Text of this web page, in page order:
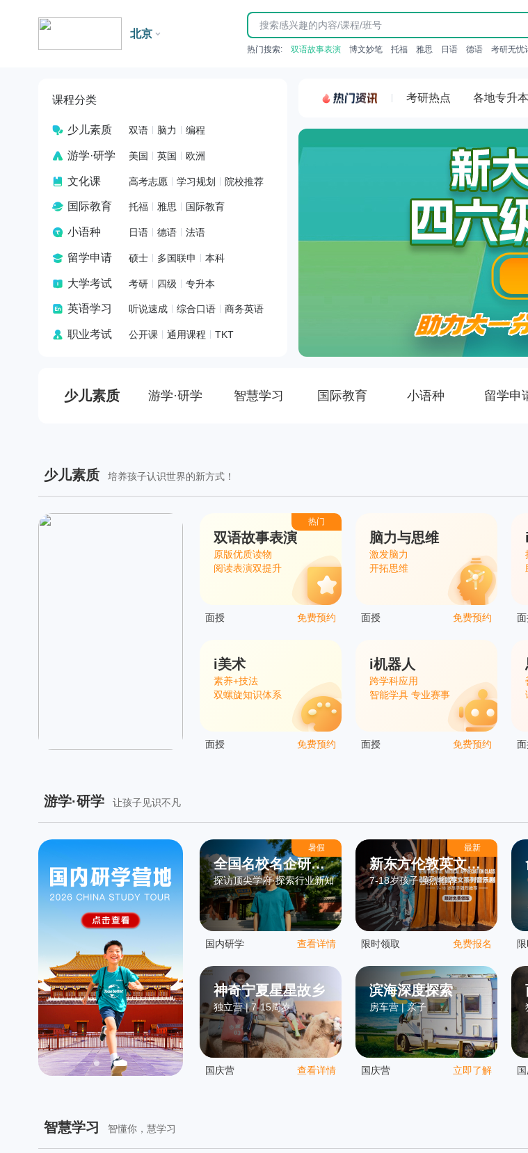
北京
热门搜索: 双语故事表演 博文妙笔 托福 雅思 日语 德语 考研无忧
课程分类
少儿素质 双语 脑力 编程
游学·研学 美国 英国 欧洲
文化课 高考志愿 学习规划 院校推荐
国际教育 托福 雅思 国际教育
小语种 日语 德语 法语
留学申请 硕士 多国联申 本科
大学考试 考研 四级 专升本
英语学习 听说速成 综合口语 商务英语
职业考试 公开课 通用课程 TKT
考研热点 各地专升本
少儿素质 游学·研学 智慧学习 国际教育 小语种 留学申
少儿素质 培养孩子认识世界的新方式！
热门
双语故事表演
原版优质读物
阅读表演双提升
面授 免费预约
脑力与思维
激发脑力
开拓思维
面授 免费预约
i美术
素养+技法
双螺旋知识体系
面授 免费预约
i机器人
跨学科应用
智能学具 专业赛事
面授 免费预约
游学·研学 让孩子见识不凡
暑假
全国名校名企研学
之旅
探访顶尖学府·探索行业新知
国内研学 查看详情
最新
新东方伦敦英文系
列音乐剧
7-18岁孩子强烈推荐
限时领取 免费报名
神奇宁夏星星故乡
独立营 | 7-15周岁
国庆营 查看详情
滨海深度探索
房车营 | 亲子
国庆营 立即了解
智慧学习 智懂你，慧学习